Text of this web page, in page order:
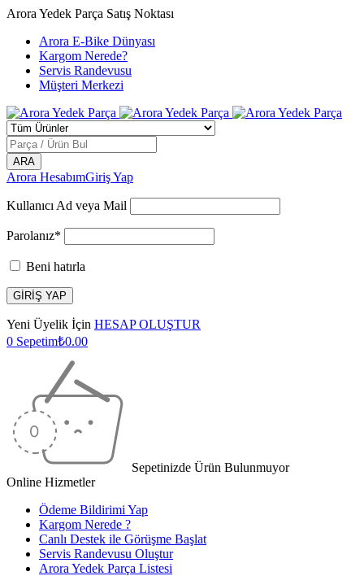
Arora Yedek Parça Satış Noktası
Arora E-Bike Dünyası
Kargom Nerede?
Servis Randevusu
Müşteri Merkezi
Arora HesabımGiriş Yap
Kullanıcı Ad veya Mail
Parolanız*
Beni hatırla
Yeni Üyelik İçin HESAP OLUŞTUR
0 Sepetim₺0.00
Sepetinizde Ürün Bulunmuyor
Online Hizmetler
Ödeme Bildirimi Yap
Kargom Nerede ?
Canlı Destek ile Görüşme Başlat
Servis Randevusu Oluştur
Arora Yedek Parça Listesi